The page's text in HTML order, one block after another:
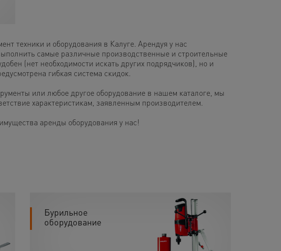
техники и оборудования в Калуге. Арендуя у нас
самые различные производственные и строительные
(нет необходимости искать других подрядчиков), но и
гибкая система скидок.
или любое другое оборудование в нашем каталоге, мы
характеристикам, заявленным производителем.
аренды оборудования у нас!
Бурильное
оборудование